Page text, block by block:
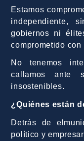
Estamos
independiente,
gobiernos ni
comprometido con
No tenemos
callamos ante
insostenibles.
¿Quiénes están
Detrás de
político y